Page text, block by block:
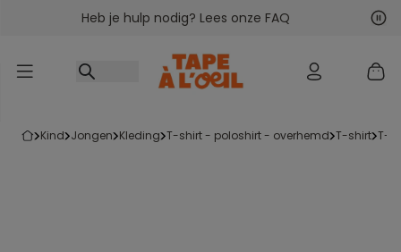
Ga naar inhoudHeb je hulp nodig? Lees onze FAQ
kind jongen kleding t-shirt - poloshirt - overhemd t-shirt t-